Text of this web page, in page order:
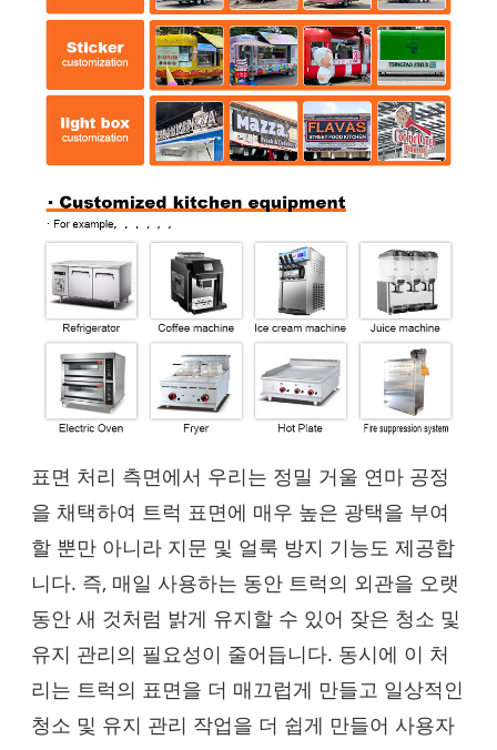
표면 처리 측면에서 우리는 정밀 거울 연마 공정
을 채택하여 트럭 표면에 매우 높은 광택을 부여
할 뿐만 아니라 지문 및 얼룩 방지 기능도 제공합
니다. 즉, 매일 사용하는 동안 트럭의 외관을 오랫
동안 새 것처럼 밝게 유지할 수 있어 잦은 청소 및
유지 관리의 필요성이 줄어듭니다. 동시에 이 처
리는 트럭의 표면을 더 매끄럽게 만들고 일상적인
청소 및 유지 관리 작업을 더 쉽게 만들어 사용자